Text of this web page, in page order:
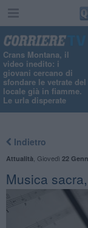
Crans Montana, il
video inedito: i
giovani cercano di
sfondare le vetrate del
locale già in fiamme.
Le urla disperate
Indietro
Attualità Giovedì 22
Musica